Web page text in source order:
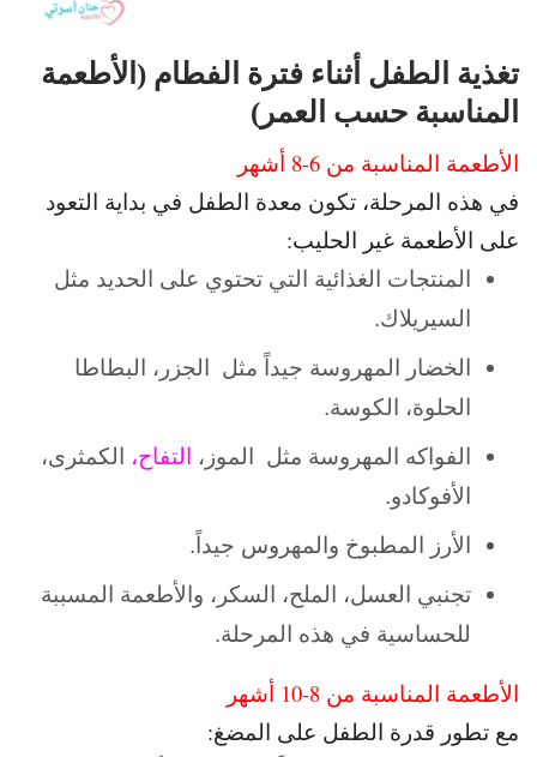
تغذية الطفل أثناء فترة الفطام (الأطعمة
المناسبة حسب العمر)
الأطعمة المناسبة من 6-8 أشهر
في هذه المرحلة، تكون معدة الطفل في بداية التعود
على الأطعمة غير الحليب:
المنتجات الغذائية التي تحتوي على الحديد مثل
السيريلاك.
الخضار المهروسة جيداً مثل الجزر، البطاطا
الحلوة، الكوسة.
الفواكه المهروسة مثل الموز، التفاح، الكمثرى،
الأفوكادو.
الأرز المطبوخ والمهروس جيداً.
تجنبي العسل، الملح، السكر، والأطعمة المسببة
للحساسية في هذه المرحلة.
الأطعمة المناسبة من 8-10 أشهر
مع تطور قدرة الطفل على المضغ: